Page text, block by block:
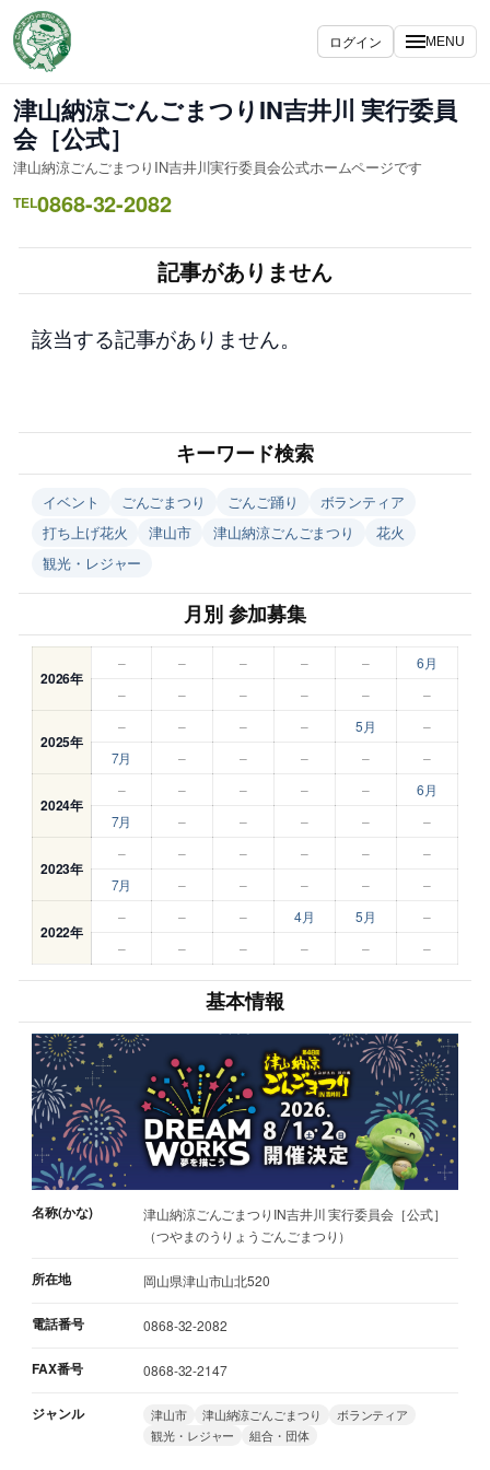
容
を
ス
キ
ッ
プ
ログイン MENU
津山納涼ごんごまつりIN吉井川 実行委員
会［公式］
津山納涼ごんごまつりIN吉井川実行委員会公式ホームページです
TEL0868-32-2082
記事がありません
該当する記事がありません。
キーワード検索
イベント ごんごまつり ごんご踊り
ボランティア
打ち上げ花火
津山市 津山納涼ごんごまつり
花火
観光・レジャー
月別 参加募集
2026年
– – – – –
6月
–
– – – – –
2025年
– – – – 5月
–
7月
– – – – –
2024年
– – – – –
6月
7月
– – – – –
2023年
– – – – –
–
7月
– – – – –
2022年
– – – 4月 5月
–
–
– – – – –
基本情報
名称(かな)
津山納涼ごんごまつりIN吉井川 実行委員会［公式］
（つやまのうりょうごんごまつり）
所在地 岡山県津山市山北520
電話番号 0868-32-2082
FAX番号 0868-32-2147
ジャンル 津山市 津山納涼ごんごまつり
ボランティア
観光・レジャー
組合・団体